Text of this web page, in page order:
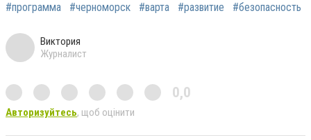
#программа #черноморск #варта #развитие #безопасность
Виктория
Журналист
0,0
Авторизуйтесь, щоб оцінити